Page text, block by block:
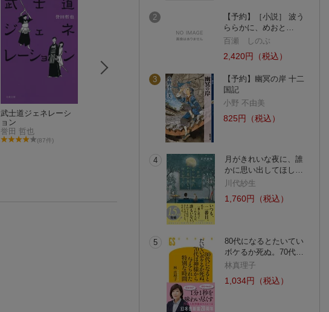
武士道ジェネレーシ
ョン
誉田 哲也
(87件)
武蔵【一】巨きくな
りたい（第1巻）
花村 萬月
宮本武蔵（一）
吉川 英治
2
【予約】［小説］ 波う
ららかに、めおと…
百瀬 しのぶ
2,420円（税込）
3
【予約】幽冥の岸 十二
国記
小野 不由美
825円（税込）
4
月がきれいな夜に、誰
かに思い出してほし…
川代紗生
1,760円（税込）
5
80代になるとたいてい
ボケるか死ぬ。70代…
林真理子
1,034円（税込）